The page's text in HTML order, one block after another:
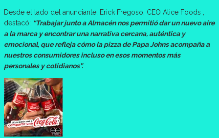
Desde el lado del anunciante, Erick Fregoso, CEO Alice Foods ,
destacó: “Trabajar junto a Almacén nos permitió dar un nuevo aire
a la marca y encontrar una narrativa cercana, auténtica y
emocional, que refleja cómo la pizza de Papa Johns acompaña a
nuestros consumidores incluso en esos momentos más
personales y cotidianos”.